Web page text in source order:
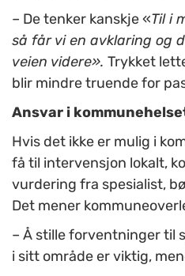
– De tenker kanskje «Til i
så får vi en avklaring og
veien videre». Trykket
blir mindre truende for
Ansvar i
Hvis det ikke er mulig i
få til intervensjon lokalt,
vurdering fra spesialist,
Det mener
– Å stille forventninger til
i sitt område er viktig,